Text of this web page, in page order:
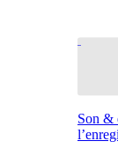
Son &